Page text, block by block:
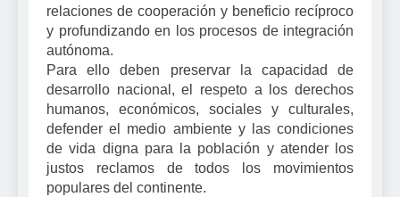
relaciones de cooperación y beneficio recíproco
y profundizando en los procesos de integración
autónoma.
Para ello deben preservar la capacidad de
desarrollo nacional, el respeto a los derechos
humanos, económicos, sociales y culturales,
defender el medio ambiente y las condiciones
de vida digna para la población y atender los
justos reclamos de todos los movimientos
populares del continente.